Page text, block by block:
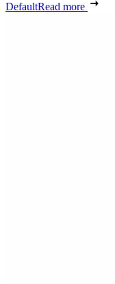
DefaultRead more